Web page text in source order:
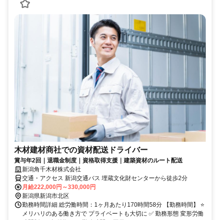
木材建材商社での資材配送ドライバー
賞与年2回｜退職金制度｜資格取得支援｜建築資材のルート配送
新潟角千木材株式会社
交通・アクセス 新潟交通バス 埋蔵文化財センターから徒歩2分
月給222,000円～330,000円
新潟県新潟市北区
勤務時間詳細 総労働時間：1ヶ月あたり170時間58分 【勤務時間】 ⭐
メリハリのある働き方で プライベートも大切に ✅ 勤務形態 変形労働